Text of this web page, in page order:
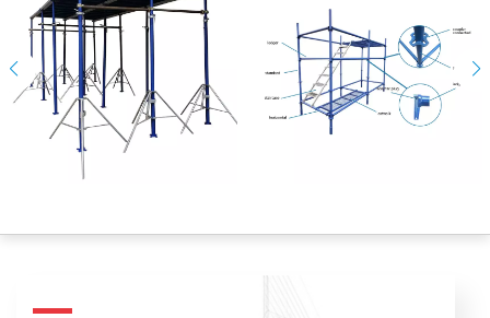
d'échafaudages, vous pouvez nous envoyer votre demande dès
aujourd'hui !